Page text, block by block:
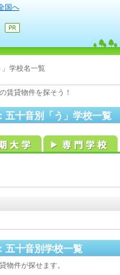
国へ
」学校名一覧
賃貸物件を探そう！
五十音別「う」学校一覧
五十音別学校一覧
物件が探せます。